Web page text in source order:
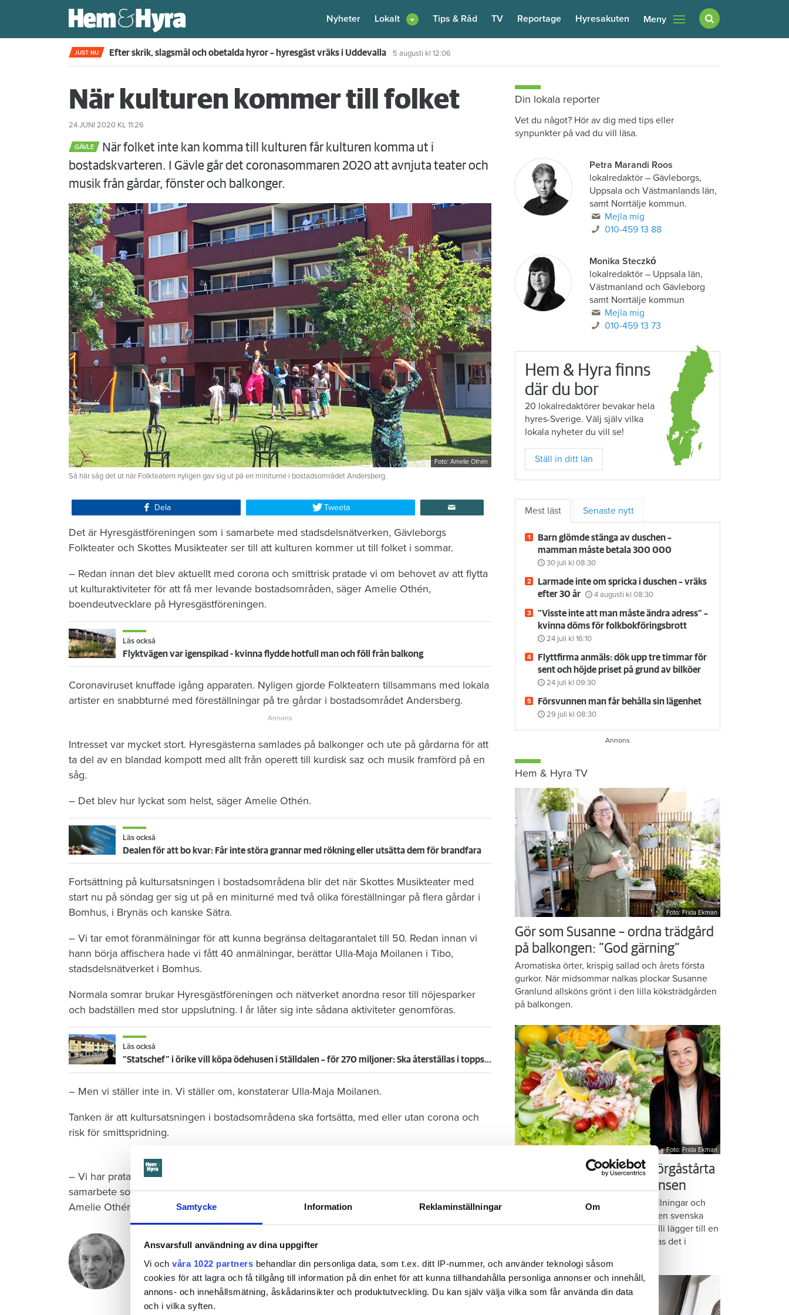
Samtycke Information Reklaminställningar Om
Ansvarsfull användning av dina uppgifter
Vi och våra 1022 partners behandlar din personliga data, som t.ex. ditt IP-nummer, och använder teknologi såsom
cookies för att lagra och få tillgång till information på din enhet för att kunna tillhandahålla personliga annonser och innehåll,
annons- och innehållsmätning, åskådarinsikter och produktutveckling. Du kan själv välja vilka som får använda din data
och i vilka syften.
Nyheter Lokalt Tips & Råd TV Reportage Hyresakuten Meny
JUST NU Efter skrik, slagsmål och obetalda hyror – hyresgäst vräks i Uddevalla 5 augusti kl 12:06
När kulturen kommer till folket
24 JUNI 2020 KL 11:26
GÄVLE
När folket inte kan komma till kulturen får kulturen komma ut i
bostadskvarteren. I Gävle går det coronasommaren 2020 att avnjuta teater och
musik från gårdar, fönster och balkonger.
Foto: Amelie Othén
Så här såg det ut när Folkteatern nyligen gav sig ut på en miniturné i bostadsområdet Andersberg.
Dela Tweeta
Det är Hyresgästföreningen som i samarbete med stadsdelsnätverken, Gävleborgs
Folkteater och Skottes Musikteater ser till att kulturen kommer ut till folket i sommar.
– Redan innan det blev aktuellt med corona och smittrisk pratade vi om behovet av att flytta
ut kulturaktiviteter för att få mer levande bostadsområden, säger Amelie Othén,
boendeutvecklare på Hyresgästföreningen.
Läs också
Flyktvägen var igenspikad - kvinna flydde hotfull man och föll från balkong
Coronaviruset knuffade igång apparaten. Nyligen gjorde Folkteatern tillsammans med lokala
artister en snabbturné med föreställningar på tre gårdar i bostadsområdet Andersberg.
Intresset var mycket stort. Hyresgästerna samlades på balkonger och ute på gårdarna för att
ta del av en blandad kompott med allt från operett till kurdisk saz och musik framförd på en
såg.
– Det blev hur lyckat som helst, säger Amelie Othén.
Läs också
Dealen för att bo kvar: Får inte störa grannar med rökning eller utsätta dem för brandfara
Fortsättning på kultursatsningen i bostadsområdena blir det när Skottes Musikteater med
start nu på söndag ger sig ut på en miniturné med två olika föreställningar på flera gårdar i
Bomhus, i Brynäs och kanske Sätra.
– Vi tar emot föranmälningar för att kunna begränsa deltagarantalet till 50. Redan innan vi
hann börja affischera hade vi fått 40 anmälningar, berättar Ulla-Maja Moilanen i Tibo,
stadsdelsnätverket i Bomhus.
Normala somrar brukar Hyresgästföreningen och nätverket anordna resor till nöjesparker
och badställen med stor uppslutning. I år låter sig inte sådana aktiviteter genomföras.
Läs också
”Statschef” i örike vill köpa ödehusen i Ställdalen – för 270 miljoner: Ska återställas i toppskick
– Men vi ställer inte in. Vi ställer om, konstaterar Ulla-Maja Moilanen.
Tanken är att kultursatsningen i bostadsområdena ska fortsätta, med eller utan corona och
risk för smittspridning.
– Vi har pratat med Folkteatern och Skottes om att låta det här bli början på ett större
samarbete som innebär att vi ännu tydligare flyttar ut kulturen dit människorna bor, berättar
Amelie Othén.
Mats Jonsson
matsmedia@outlook.com
070 604 18 60
Din lokala reporter
Vet du något? Hör av dig med tips eller
synpunkter på vad du vill läsa.
Petra Marandi Roos
lokalredaktör – Gävleborgs,
Uppsala och Västmanlands län,
samt Norrtälje kommun.
Mejla mig
010-459 13 88
Monika Steczkó
lokalredaktör– Uppsala län,
Västmanland och Gävleborg
samt Norrtälje kommun
Mejla mig
010-459 13 73
Hem & Hyra finns
där du bor
20 lokalredaktörer bevakar hela
hyres-Sverige. Välj själv vilka
lokala nyheter du vill se!
Ställ in ditt län
Mest läst Senaste nytt
Barn glömde stänga av duschen –
mamman måste betala 300 000
30 juli kl 08:30
Larmade inte om spricka i duschen – vräks
efter 30 år
4 augusti kl 08:30
”Visste inte att man måste ändra adress” –
kvinna döms för folkbokföringsbrott
24 juli kl 16:10
Flyttfirma anmäls: dök upp tre timmar för
sent och höjde priset på grund av bilköer
24 juli kl 09:30
Försvunnen man får behålla sin lägenhet
29 juli kl 08:30
Hem & Hyra TV
Foto: Frida Ekman
Gör som Susanne – ordna trädgård
på balkongen: ”God gärning”
Aromatiska örter, krispig sallad och årets första
gurkor. När midsommar nalkas plockar Susanne
Granlund allsköns grönt i den lilla köksträdgården
på balkongen.
Foto: Frida Ekman
Messi älskar Victorias smörgåstårta
– trots den galna ingrediensen
Formbrödsskivor i rader, krämiga fyllningar och
krispiga grönsaker. Det är basen i den svenska
klassikern smörgåstårta. Victoria Lalli lägger till en
specialingrediens – och ändå vattnas det i